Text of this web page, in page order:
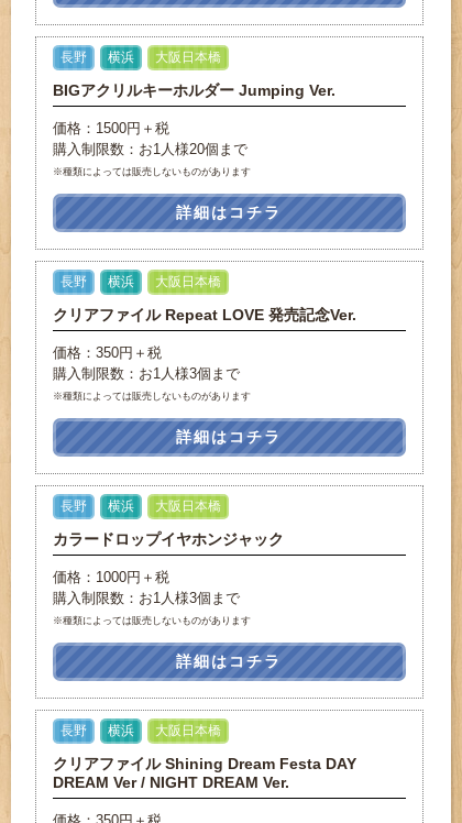
長野 横浜 大阪日本橋
BIGアクリルキーホルダー Jumping Ver.
価格：1500円＋税
購入制限数：お1人様20個まで
※種類によっては販売しないものがあります
詳細はコチラ
長野 横浜 大阪日本橋
クリアファイル Repeat LOVE 発売記念Ver.
価格：350円＋税
購入制限数：お1人様3個まで
※種類によっては販売しないものがあります
詳細はコチラ
長野 横浜 大阪日本橋
カラードロップイヤホンジャック
価格：1000円＋税
購入制限数：お1人様3個まで
※種類によっては販売しないものがあります
詳細はコチラ
長野 横浜 大阪日本橋
クリアファイル Shining Dream Festa DAY
DREAM Ver / NIGHT DREAM Ver.